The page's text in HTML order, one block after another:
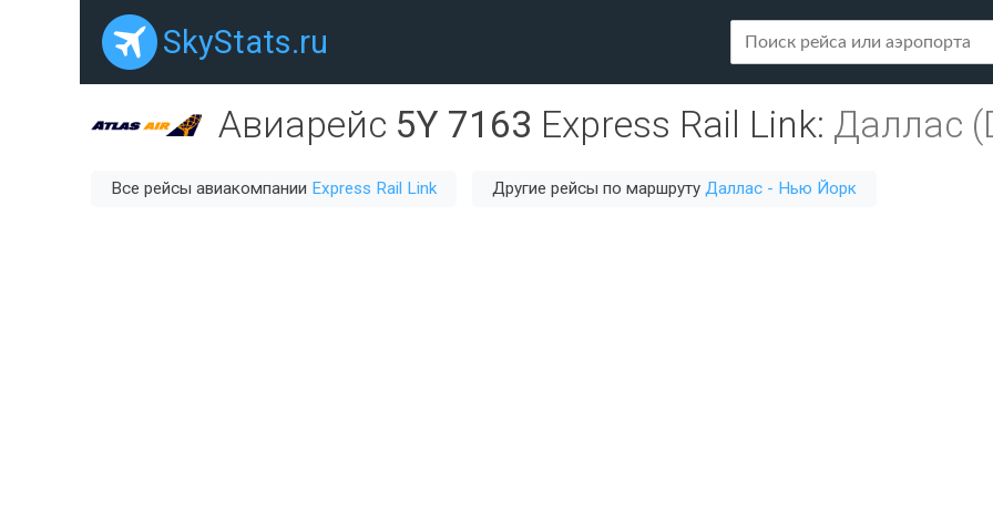
SkyStats.ru
Авиарейс 5Y 7163 Express Rail Link: Даллас
Все рейсы авиакомпании Express Rail Link Другие рейсы по маршруту Даллас - Нью Йорк